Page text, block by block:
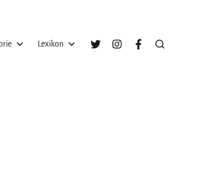
Lexikon